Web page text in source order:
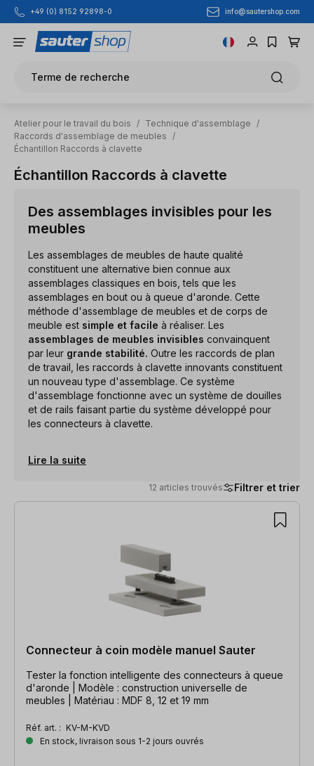
Passer au contenu principal
+49 (0) 8152 92898-0 info@sautershop.com
Terme de recherche
Atelier pour le travail du bois / Technique d'assemblage
/
Raccords d'assemblage de meubles
/
Échantillon Raccords à clavette
Échantillon Raccords à clavette
Des assemblages invisibles pour les
meubles
Les assemblages de meubles de haute qualité
constituent une alternative bien connue aux
assemblages classiques en bois, tels que les
assemblages en bout ou à queue d'aronde. Cette
méthode d'assemblage de meubles et de corps de
meuble est simple et facile à réaliser. Les
assemblages de meubles invisibles convainquent
par leur grande stabilité. Outre les raccords de plan
de travail, les raccords à clavette innovants constituent
un nouveau type d'assemblage. Ce système
d'assemblage fonctionne avec un système de douilles
et de rails faisant partie du système développé pour
les connecteurs à clavette.
Lire la suite
12 articles trouvés Filtrer et trier
12 articles trouvés
Connecteur à coin modèle manuel Sauter
Tester la fonction intelligente des connecteurs à queue
d'aronde | Modèle : construction universelle de
meubles | Matériau : MDF 8, 12 et 19 mm
Réf. art. : KV-M-KVD
En stock, livraison sous 1-2 jours ouvrés